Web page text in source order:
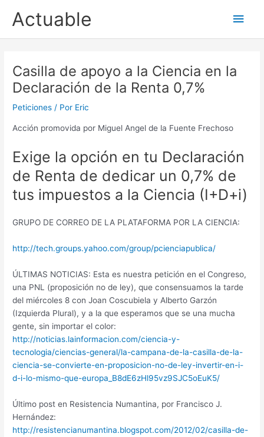
Actuable
Casilla de apoyo a la Ciencia en la
Declaración de la Renta 0,7%
Peticiones / Por Eric
Acción promovida por Miguel Angel de la Fuente Frechoso
Exige la opción en tu Declaración
de Renta de dedicar un 0,7% de
tus impuestos a la Ciencia (I+D+i)
GRUPO DE CORREO DE LA PLATAFORMA POR LA CIENCIA:
http://tech.groups.yahoo.com/group/pcienciapublica/
ÚLTIMAS NOTICIAS: Esta es nuestra petición en el Congreso,
una PNL (proposición no de ley), que consensuamos la tarde
del miércoles 8 con Joan Coscubiela y Alberto Garzón
(Izquierda Plural), y a la que esperamos que se una mucha
gente, sin importar el color:
http://noticias.lainformacion.com/ciencia-y-
tecnologia/ciencias-general/la-campana-de-la-casilla-de-la-
ciencia-se-convierte-en-proposicion-no-de-ley-invertir-en-i-
d-i-lo-mismo-que-europa_B8dE6zHl95vz9SJC5oEuK5/
Último post en Resistencia Numantina, por Francisco J.
Hernández:
http://resistencianumantina.blogspot.com/2012/02/casilla-de-